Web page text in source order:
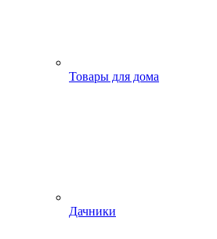
Товары для дома
Дачники